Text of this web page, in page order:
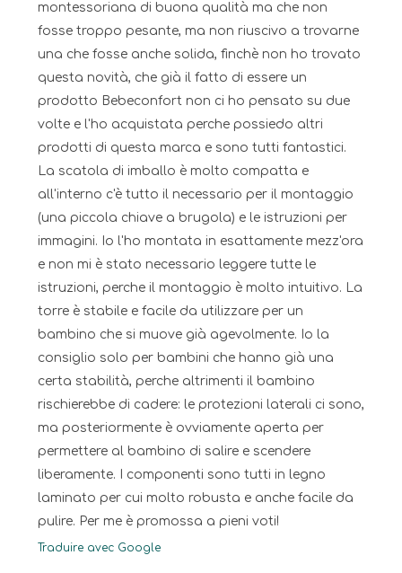
montessoriana di buona qualità ma che non
fosse troppo pesante, ma non riuscivo a trovarne
una che fosse anche solida, finchè non ho trovato
questa novità, che già il fatto di essere un
prodotto Bebeconfort non ci ho pensato su due
volte e l'ho acquistata perche possiedo altri
prodotti di questa marca e sono tutti fantastici.
La scatola di imballo è molto compatta e
all'interno c'è tutto il necessario per il montaggio
(una piccola chiave a brugola) e le istruzioni per
immagini. Io l'ho montata in esattamente mezz'ora
e non mi è stato necessario leggere tutte le
istruzioni, perche il montaggio è molto intuitivo. La
torre è stabile e facile da utilizzare per un
bambino che si muove già agevolmente. Io la
consiglio solo per bambini che hanno già una
certa stabilità, perche altrimenti il bambino
rischierebbe di cadere: le protezioni laterali ci sono,
ma posteriormente è ovviamente aperta per
permettere al bambino di salire e scendere
liberamente. I componenti sono tutti in legno
laminato per cui molto robusta e anche facile da
pulire. Per me è promossa a pieni voti!
Traduire avec Google